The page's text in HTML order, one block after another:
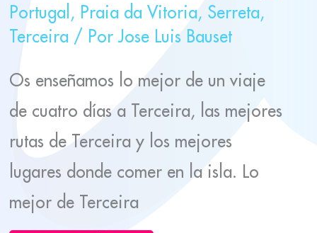
Portugal , Praia da Vitoria, Serreta,
Terceira/ Por Jose Luis Bauset
Os enseñamos lo mejor de un viaje
de cuatro días a Terceira, las mejores
rutas de Terceira y los mejores
lugares donde comer en la isla. Lo
mejor de Terceira